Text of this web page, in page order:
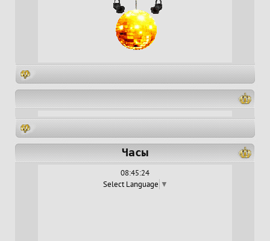
Часы
08:45:25
Select Language ▼